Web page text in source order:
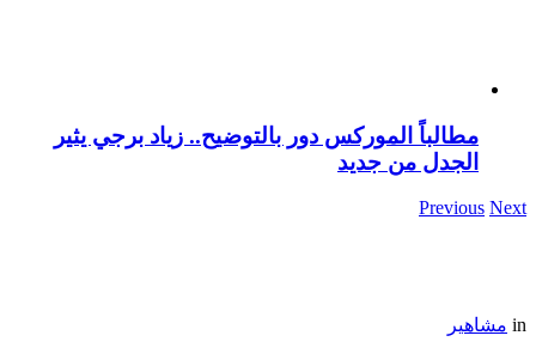
مطالباً الموركس دور بالتوضيح.. زياد برجي يثير
الجدل من جديد
Previous Next
in مشاهير